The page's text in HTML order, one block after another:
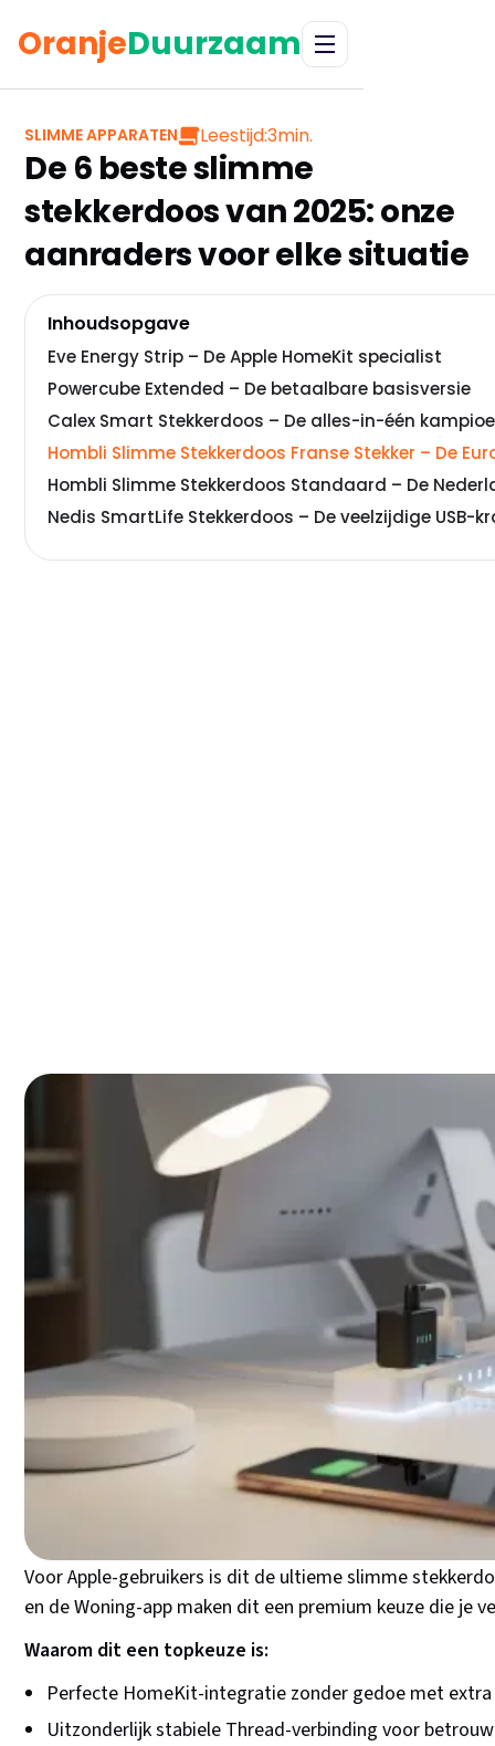
OranjeDuurzaam
SLIMME APPARATEN Leestijd:3min.
De 6 beste slimme
stekkerdoos van 2025: onze
aanraders voor elke situatie
Zoek je de beste slimme stekkerdoos zonder eindeloos
topmodellen van 2025 voor je geselecteerd en de
rij gezet. Ontdek snel welke het beste bij jou past!
Eve Energy Strip – De Apple
bol.com
Eve Energy Strip - Slimme stekkerdoos -
Bekijk bij bol.com
Voor Apple-gebruikers is dit de ultieme slimme
en de Woning-app maken dit een premium keuze die je
Waarom dit een topkeuze is:
Perfecte HomeKit-integratie zonder gedoe met extra
Uitzonderlijk stabiele Thread-verbinding voor
Inhoudsopgave
Eve Energy Strip – De Apple HomeKit specialist
Powercube Extended – De betaalbare basisversie
Calex Smart Stekkerdoos – De alles-in-één
Hombli Slimme Stekkerdoos Franse Stekker – De
Hombli Slimme Stekkerdoos Standaard – De
Nedis SmartLife Stekkerdoos – De veelzijdige USB-